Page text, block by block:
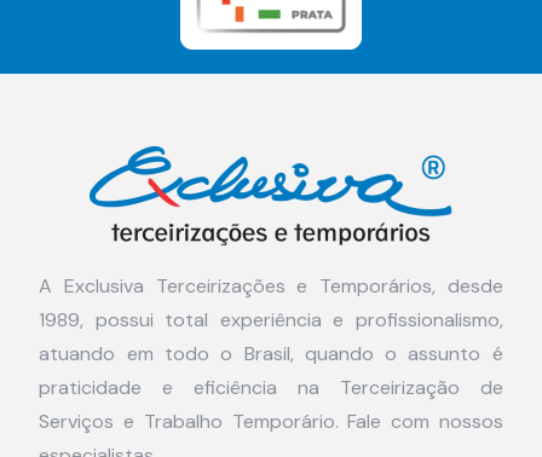
A Exclusiva Terceirizações e Temporários, desde
1989, possui total experiência e profissionalismo,
atuando em todo o Brasil, quando o assunto é
praticidade e eficiência na Terceirização de
Serviços e Trabalho Temporário. Fale com nossos